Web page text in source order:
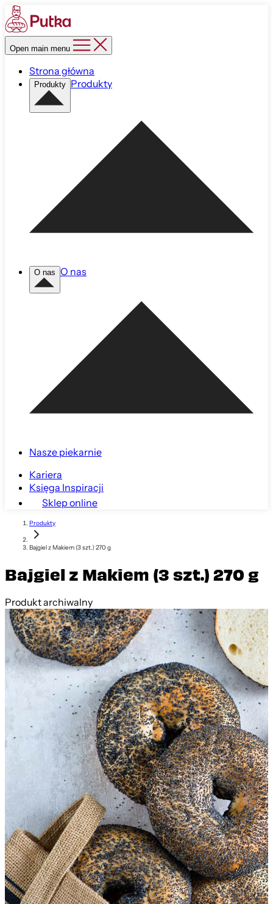
Open main menu
Strona główna
Produkty Produkty
O nas O nas
Nasze piekarnie
Kariera
Księga Inspiracji
Sklep online
Produkty
Bajgiel z Makiem (3 szt.) 270 g
Bajgiel z Makiem (3 szt.) 270 g
Produkt archiwalny